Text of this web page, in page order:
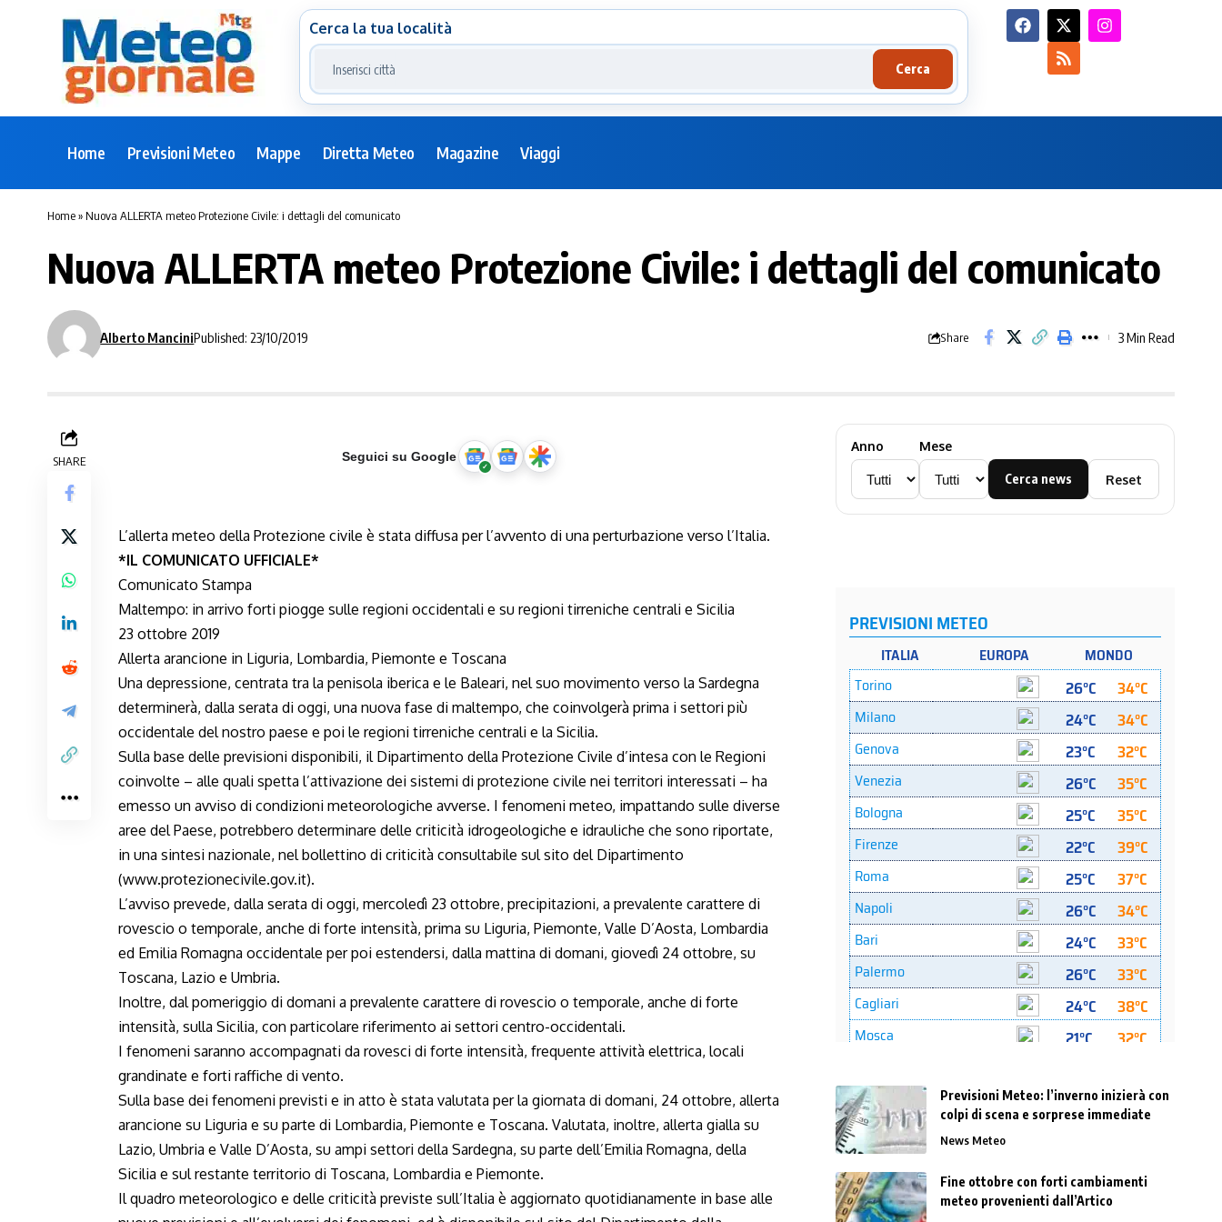
Cerca la tua località
Cerca
Home Previsioni Meteo Mappe Diretta Meteo Magazine Viaggi
Home»Nuova ALLERTA meteo Protezione Civile: i dettagli del comunicato
Nuova ALLERTA meteo Protezione Civile: i dettagli del comunicato
Alberto ManciniPublished: 23/10/2019 Share 3 Min Read
SHARE Seguici su Google
L’allerta meteo della Protezione civile è stata diffusa per l’avvento di una perturbazione verso l’Italia.
*IL COMUNICATO UFFICIALE*
Comunicato Stampa
Maltempo: in arrivo forti piogge sulle regioni occidentali e su regioni tirreniche centrali e Sicilia
23 ottobre 2019
Allerta arancione in Liguria, Lombardia, Piemonte e Toscana
Una depressione, centrata tra la penisola iberica e le Baleari, nel suo movimento verso la Sardegna
determinerà, dalla serata di oggi, una nuova fase di maltempo, che coinvolgerà prima i settori più
occidentale del nostro paese e poi le regioni tirreniche centrali e la Sicilia.
Sulla base delle previsioni disponibili, il Dipartimento della Protezione Civile d’intesa con le Regioni
coinvolte – alle quali spetta l’attivazione dei sistemi di protezione civile nei territori interessati – ha
emesso un avviso di condizioni meteorologiche avverse. I fenomeni meteo, impattando sulle diverse
aree del Paese, potrebbero determinare delle criticità idrogeologiche e idrauliche che sono riportate,
in una sintesi nazionale, nel bollettino di criticità consultabile sul sito del Dipartimento
(www.protezionecivile.gov.it).
L’avviso prevede, dalla serata di oggi, mercoledì 23 ottobre, precipitazioni, a prevalente carattere di
rovescio o temporale, anche di forte intensità, prima su Liguria, Piemonte, Valle D’Aosta, Lombardia
ed Emilia Romagna occidentale per poi estendersi, dalla mattina di domani, giovedì 24 ottobre, su
Toscana, Lazio e Umbria.
Inoltre, dal pomeriggio di domani a prevalente carattere di rovescio o temporale, anche di forte
intensità, sulla Sicilia, con particolare riferimento ai settori centro-occidentali.
I fenomeni saranno accompagnati da rovesci di forte intensità, frequente attività elettrica, locali
grandinate e forti raffiche di vento.
Sulla base dei fenomeni previsti e in atto è stata valutata per la giornata di domani, 24 ottobre, allerta
arancione su Liguria e su parte di Lombardia, Piemonte e Toscana. Valutata, inoltre, allerta gialla su
Lazio, Umbria e Valle D’Aosta, su ampi settori della Sardegna, su parte dell’Emilia Romagna, della
Sicilia e sul restante territorio di Toscana, Lombardia e Piemonte.
Il quadro meteorologico e delle criticità previste sull’Italia è aggiornato quotidianamente in base alle
Anno Mese
Cerca news Reset
Previsioni Meteo: l’inverno inizierà con
colpi di scena e sorprese immediate
News Meteo
Fine ottobre con forti cambiamenti
meteo provenienti dall’Artico